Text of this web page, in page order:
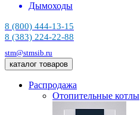
Дымоходы
8 (800) 444-13-15
8 (383) 224-22-88
stm@stmsib.ru
каталог товаров
Распродажа
Отопительные котлы